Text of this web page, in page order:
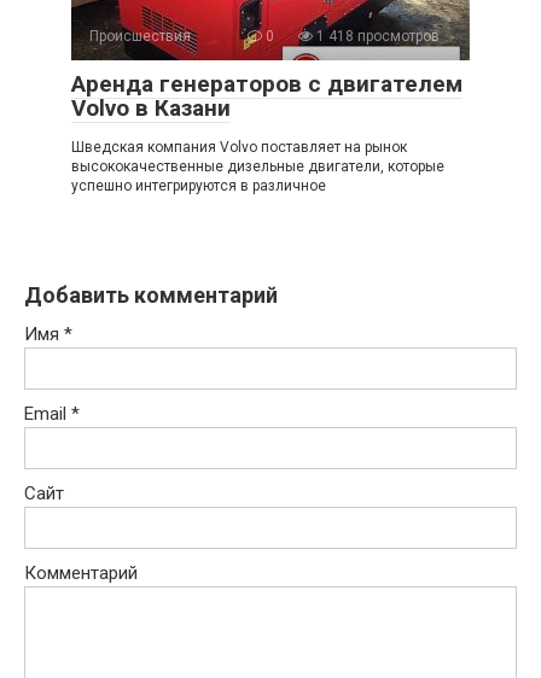
Происшествия 0 1 418 просмотров
Аренда генераторов с двигателем
Volvo в Казани
Шведская компания Volvo поставляет на рынок
высококачественные дизельные двигатели, которые
успешно интегрируются в различное
Добавить комментарий
Имя *
Email *
Сайт
Комментарий